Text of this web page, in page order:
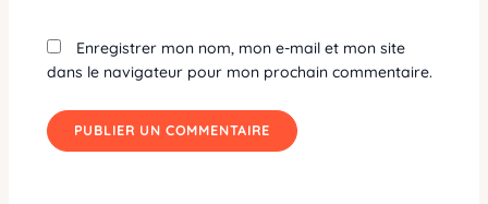
Enregistrer mon nom, mon e-mail et mon site
dans le navigateur pour mon prochain commentaire.